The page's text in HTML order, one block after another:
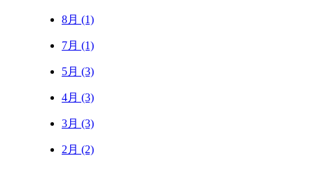
8月 (1)
7月 (1)
5月 (3)
4月 (3)
3月 (3)
2月 (2)